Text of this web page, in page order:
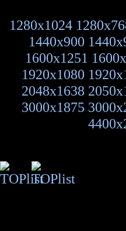
1280x1024
1440x900
1600x1251
1920x1080
2048x1638
3000x1875